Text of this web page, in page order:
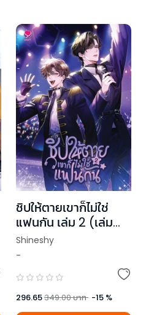
ชิปให้ตายเขาก็ไม่ใช่
แฟนกัน เล่ม 2 (เล่ม
จบ)
Shineshy
-
296.65349.00บาท -15 %